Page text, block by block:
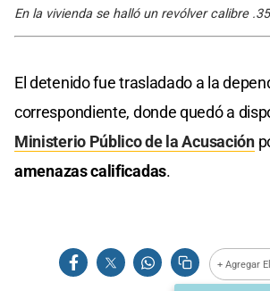
En la vivienda se halló un revólver calibre
El detenido fue trasladado a la
correspondiente, donde quedó a
Ministerio Público de la Acusación
amenazas calificadas.
+ Agregar